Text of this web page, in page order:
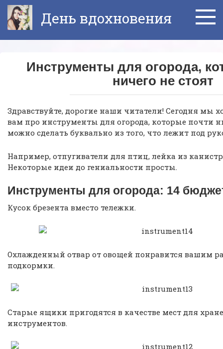
Перейти
контенту
День вдохновения
Инструменты для огорода,
ничего не стоят
Здравствуйте, дорогие наши читатели! Сегодня мы
вам про инструменты для огорода, которые почти
можно сделать буквально из того, что лежит под
Например, отпугиватели для птиц, лейка из
Некоторые идеи до гениальности просты.
Инструменты для огорода: 14
Кусок брезента вместо тележки.
Охлажденный отвар от овощей понравится вашим
подкормки.
Старые ящики пригодятся в качестве мест для
инструментов.